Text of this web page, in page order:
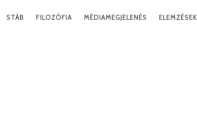
STÁB FILOZÓFIA MÉDIAMEGJELENÉS ELEMZÉSEK